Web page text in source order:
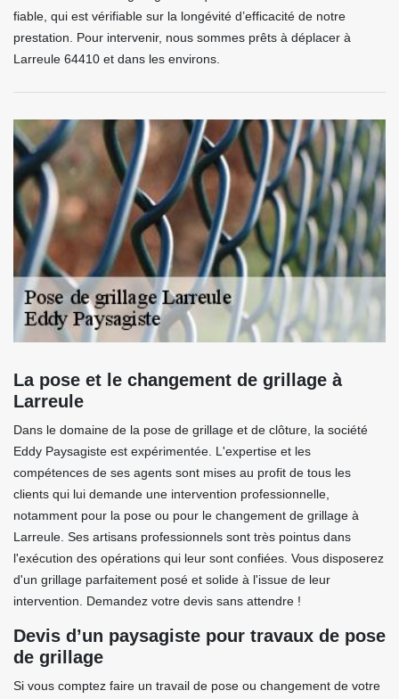
fiable, qui est vérifiable sur la longévité d’efficacité de notre
prestation. Pour intervenir, nous sommes prêts à déplacer à
Larreule 64410 et dans les environs.
La pose et le changement de grillage à
Larreule
Dans le domaine de la pose de grillage et de clôture, la société
Eddy Paysagiste est expérimentée. L'expertise et les
compétences de ses agents sont mises au profit de tous les
clients qui lui demande une intervention professionnelle,
notamment pour la pose ou pour le changement de grillage à
Larreule. Ses artisans professionnels sont très pointus dans
l'exécution des opérations qui leur sont confiées. Vous disposerez
d'un grillage parfaitement posé et solide à l'issue de leur
intervention. Demandez votre devis sans attendre !
Devis d’un paysagiste pour travaux de pose
de grillage
Si vous comptez faire un travail de pose ou changement de votre